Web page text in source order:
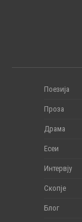
Поезија
Проза
Драма
Есеи
Интервју
Скопје
Блог